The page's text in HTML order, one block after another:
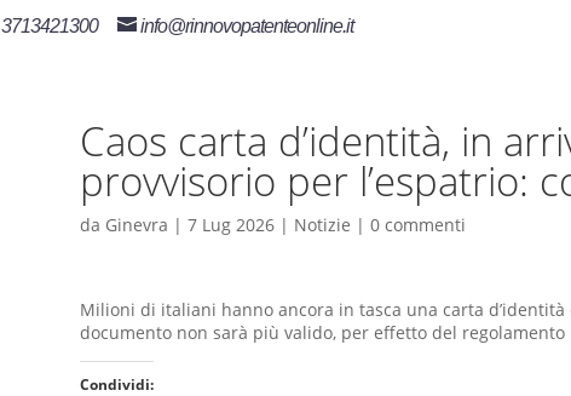
3713421300 info@rinnovopatenteonline.it
Caos carta d’identità, in
provvisorio per l’espatrio:
da Ginevra | 7 Lug 2026| Notizie | 0 commenti
Milioni di italiani hanno ancora in tasca una carta d’identità
documento non sarà più valido, per effetto del regolamento
Condividi: